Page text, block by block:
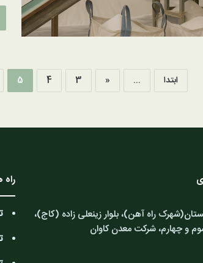
ابتدا ...
«
3
4
5
راه آهن)، بلوار زینعلی زاده (کاج)،
و چهارم، شرکت معدن کاوان
راه